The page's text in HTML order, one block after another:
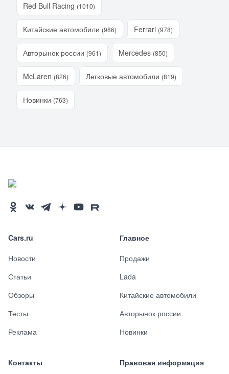
Red Bull Racing (1010)
Китайские автомобили (986) Ferrari (978)
Авторынок россии (961) Mercedes (850)
McLaren (826) Легковые автомобили (819)
Новинки (763)
Cars.ru
Новости
Статьи
Обзоры
Тесты
Реклама
Главное
Продажи
Lada
Китайские автомобили
Авторынок россии
Новинки
Контакты Правовая информация